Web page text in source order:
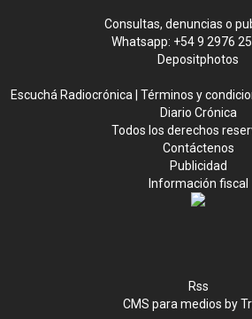
Consultas, denuncias o
Whatsapp: +54 9 2976
Depositphotos
Escuchá Radiocrónica Términos y
Diario Crónica
Todos los derechos
Contáctenos
Publicidad
Información fiscal
Rss
CMS para medios by